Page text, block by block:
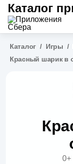
Каталог
Каталог / Игры /
Красный шарик в
0+